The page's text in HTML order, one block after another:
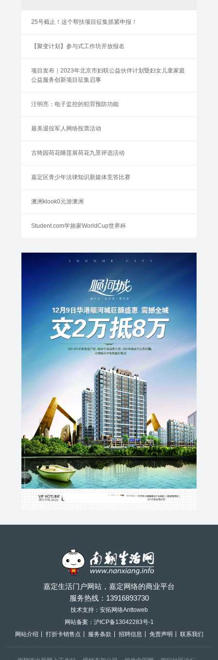
25号截止！这个帮扶项目征集抓紧申报！
【聚变计划】参与式工作坊开放报名
项目发布｜2023年北京市妇联公益伙伴计划暨妇女儿童家庭
公益服务创新项目征集启事
汪明亮：电子监控的犯罪预防功能
最美退役军人网络投票活动
古猗园荷花睡莲展荷花九景评选活动
嘉定区青少年法律知识新媒体竞答比赛
澳洲klook0元游澳洲
Student.com学旅家WorldCup世界杯
嘉定生活门户网站，嘉定网络的商业平台
服务热线： 13916893730
技术支持：安拓网络Anttoweb
网站备案： 沪ICP备13042283号-1
网站介绍
打折卡销售点 服务条款 招聘信息 免责声明 联系我们